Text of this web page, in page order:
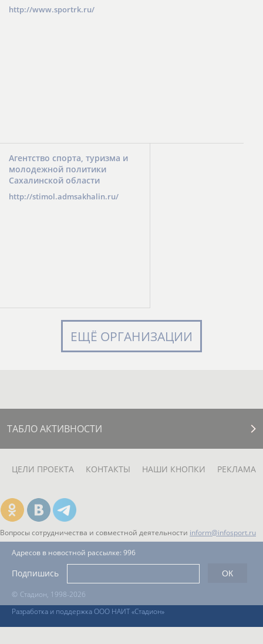
http://www.sportrk.ru/
Агентство спорта, туризма и
молодежной политики
Сахалинской области
http://stimol.admsakhalin.ru/
ЕЩЁ ОРГАНИЗАЦИИ
ТАБЛО АКТИВНОСТИ
ЦЕЛИ ПРОЕКТА КОНТАКТЫ НАШИ КНОПКИ РЕКЛАМА
Вопросы сотрудничества и совместной деятельности inform@infosport.ru
© Стадион, 1998-2026
Разработка и поддержка ООО НАИТ «Стадион»
Адресов в новостной рассылке: 996
Подпишись